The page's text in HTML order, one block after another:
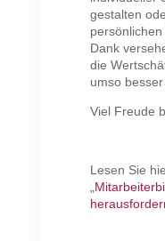
gestalten
Dank
die
umso besser
Viel Freude
Lesen Sie